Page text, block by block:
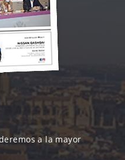
a la mayor